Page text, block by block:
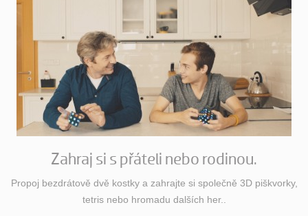
Zahraj si s přáteli nebo rodinou.
Propoj bezdrátově dvě kostky a zahrajte si společně 3D piškvorky,
tetris nebo hromadu dalších her..